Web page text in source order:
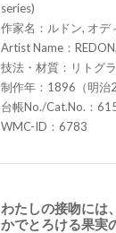
series)
作家名：ルドン, オデ
Artist Name：
技法・材質：リトグ
制作年：1896（明治
台帳No./Cat.No.：
WMC-ID：6783
わたしの接吻には
かでとろける果実